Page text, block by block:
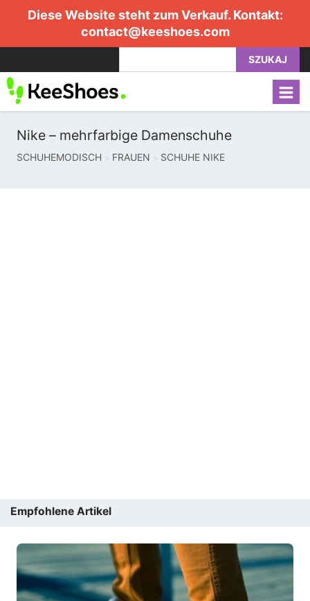
Diese Website steht zum Verkauf. Kontakt:
contact@keeshoes.com
SZUKAJ
Nike – mehrfarbige Damenschuhe
SCHUHEMODISCH FRAUEN SCHUHE NIKE
Empfohlene Artikel